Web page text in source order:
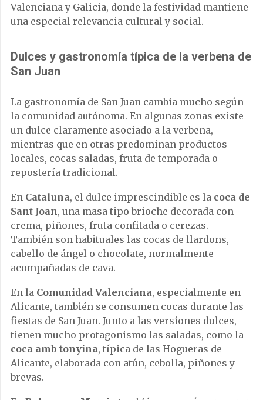
Valenciana y Galicia, donde la festividad mantiene
una especial relevancia cultural y social.
Dulces y gastronomía típica de la verbena de
San Juan
La gastronomía de San Juan cambia mucho según
la comunidad autónoma. En algunas zonas existe
un dulce claramente asociado a la verbena,
mientras que en otras predominan productos
locales, cocas saladas, fruta de temporada o
repostería tradicional.
En Cataluña, el dulce imprescindible es la coca de
Sant Joan, una masa tipo brioche decorada con
crema, piñones, fruta confitada o cerezas.
También son habituales las cocas de llardons,
cabello de ángel o chocolate, normalmente
acompañadas de cava.
En la Comunidad Valenciana, especialmente en
Alicante, también se consumen cocas durante las
fiestas de San Juan. Junto a las versiones dulces,
tienen mucho protagonismo las saladas, como la
coca amb tonyina, típica de las Hogueras de
Alicante, elaborada con atún, cebolla, piñones y
brevas.